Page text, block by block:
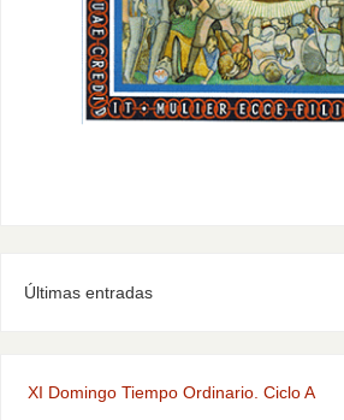
Últimas entradas
XI Domingo Tiempo Ordinario. Ciclo A